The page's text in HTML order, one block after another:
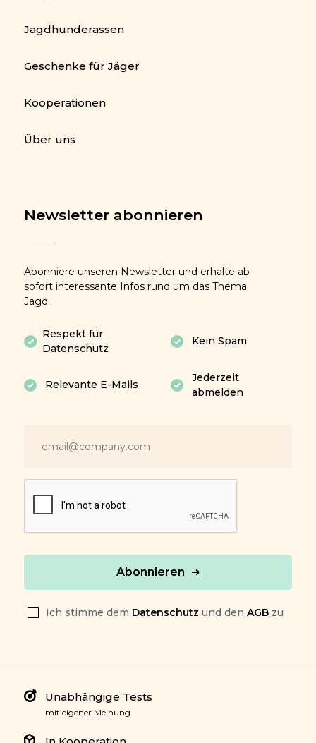
Jagdhunderassen
Geschenke für Jäger
Kooperationen
Über uns
Newsletter abonnieren
Abonniere unseren Newsletter und erhalte ab
sofort interessante Infos rund um das Thema
Jagd.
Respekt für
Datenschutz
Kein Spam
Relevante E-Mails
Jederzeit
abmelden
Abonnieren
Ich stimme dem Datenschutz und den AGB zu
Unabhängige Tests
mit eigener Meinung